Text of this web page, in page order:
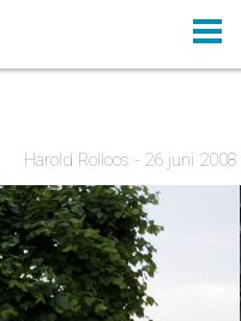
Harold Rolloos - 26 juni 2008